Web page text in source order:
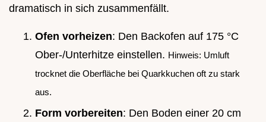
dramatisch in sich zusammenfällt.
Ofen vorheizen: Den Backofen auf 175 °C
Ober-/Unterhitze einstellen. Hinweis: Umluft
trocknet die Oberfläche bei Quarkkuchen oft zu stark
aus.
Form vorbereiten: Den Boden einer 20 cm